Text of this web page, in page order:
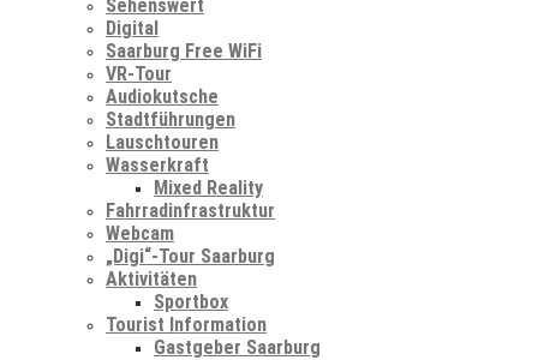
Sehenswert
Digital
Saarburg Free WiFi
VR-Tour
Audiokutsche
Stadtführungen
Lauschtouren
Wasserkraft
Mixed Reality
Fahrradinfrastruktur
Webcam
„Digi“-Tour Saarburg
Aktivitäten
Sportbox
Tourist Information
Gastgeber Saarburg